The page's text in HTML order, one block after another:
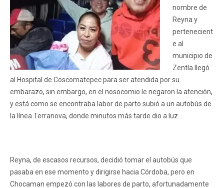
nombre de
Reyna y
pertenecient
e al
municipio de
Zentla llegó
al Hospital de Coscomatepec para ser atendida por su
embarazo, sin embargo, en el nosocomio le negaron la atención,
y está como se encontraba labor de parto subió a un autobús de
la línea Terranova, donde minutos más tarde dio a luz.
Reyna, de escasos recursos, decidió tomar el autobús que
pasaba en ese momento y dirigirse hacia Córdoba, pero en
Chocaman empezó con las labores de parto, afortunadamente